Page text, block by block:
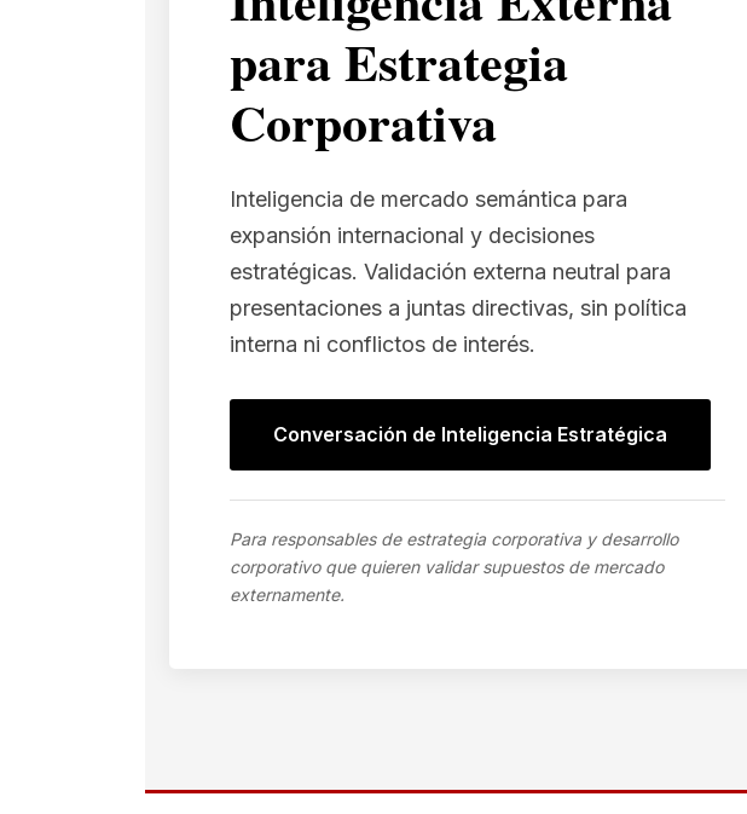
para Estrategia
Corporativa
Inteligencia de mercado semántica para
expansión internacional y decisiones
estratégicas. Validación externa neutral para
presentaciones a juntas directivas, sin política
interna ni conflictos de interés.
Conversación de Inteligencia Estratégica
Para responsables de estrategia corporativa y desarrollo
corporativo que quieren validar supuestos de mercado
externamente.